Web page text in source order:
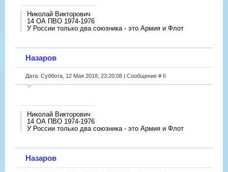
Николай Викторович
14 ОА ПВО 1974-1976
У России только два союзника - это Армия и Флот
Назаров
Дата: Суббота, 12 Мая 2018, 23:20:08 | Сообщение # 6
Николай Викторович
14 ОА ПВО 1974-1976
У России только два союзника - это Армия и Флот
Назаров